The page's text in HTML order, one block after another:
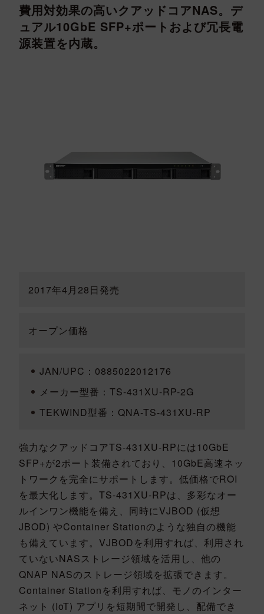
費用対効果の高いクアッドコアNAS。デ
ュアル10GbE SFP+ポートおよび冗長電
源装置を内蔵。
2017年4月28日発売
オープン価格
JAN/UPC：0885022012176
メーカー型番：TS-431XU-RP-2G
TEKWIND型番：QNA-TS-431XU-RP
強力なクアッドコアTS-431XU-RPには10GbE
SFP+が2ポート装備されており、10GbE高速ネッ
トワークを完全にサポートします。低価格でROI
を最大化します。TS-431XU-RPは、多彩なオー
ルインワン機能を備え、同時にVJBOD (仮想
JBOD) やContainer Stationのような独自の機能
も備えています。VJBODを利用すれば、利用され
ていないNASストレージ領域を活用し、他の
QNAP NASのストレージ領域を拡張できます。
Container Stationを利用すれば、モノのインター
ネット (IoT) アプリを短期間で開発し、配備でき